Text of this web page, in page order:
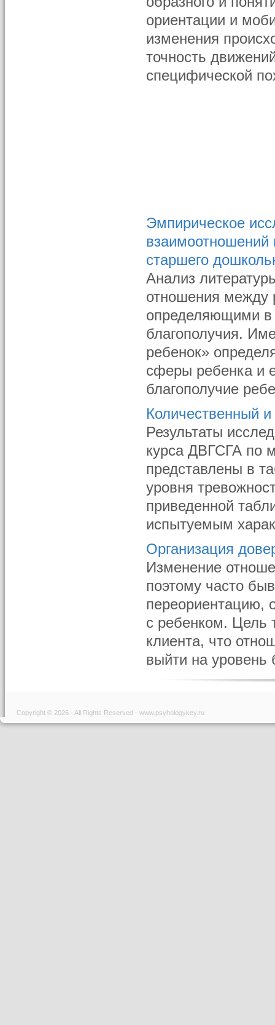
ориентации и
изменения
точность
специфической
Эмпирическое
взаимоотношений
старшего
Анализ
отношения между
определяющими в
благополучия.
ребенок»
сферы ребенка и
благополучие
Количественный
Результаты
курса ДВГСГА по
представлены в
уровня
приведенной
испытуемым
Организация
Изменение
поэтому часто
переориентацию,
с ребенком. Цель
клиента, что
выйти на уровень
Copyright © 2026 - All Rights Reserved - www.psyhologykey.ru